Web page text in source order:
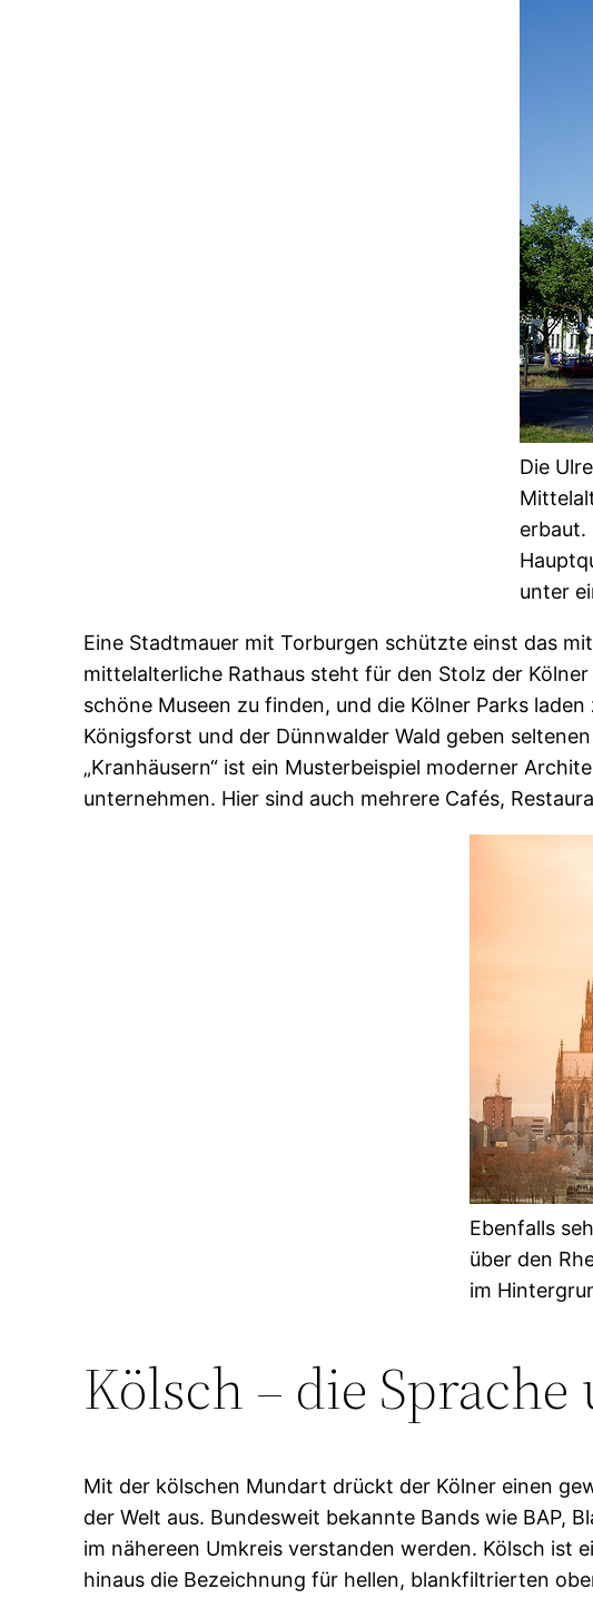
Die
erbaut.
unter
Eine Stadtmauer mit Torburgen schützte einst das
mittelalterliche Rathaus steht für den Stolz der
schöne Museen zu finden, und die Kölner Parks
Königsforst und der Dünnwalder Wald geben
„Kranhäusern“ ist ein Musterbeispiel moderner
unternehmen. Hier sind auch mehrere Cafés,
Ebenfalls
über den
im
Kölsch – die
Mit der kölschen Mundart drückt der Kölner einen
der Welt aus. Bundesweit bekannte Bands wie BAP,
im nähereen Umkreis verstanden werden. Kölsch ist
hinaus die Bezeichnung für hellen, blankfiltrierten